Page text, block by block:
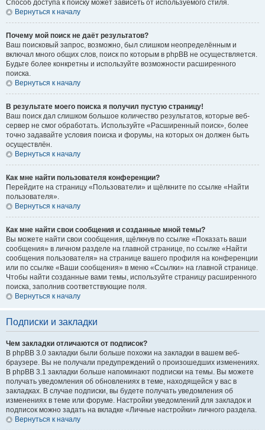
Способ доступа к поиску может зависеть от используемого стиля.
Вернуться к началу
Почему мой поиск не даёт результатов?
Ваш поисковый запрос, возможно, был слишком неопределённым и
включал много общих слов, поиск по которым в phpBB не осуществляется.
Будьте более конкретны и используйте возможности расширенного
поиска.
Вернуться к началу
В результате моего поиска я получил пустую страницу!
Ваш поиск дал слишком большое количество результатов, которые веб-
сервер не смог обработать. Используйте «Расширенный поиск», более
точно задавайте условия поиска и форумы, на которых он должен быть
осуществлён.
Вернуться к началу
Как мне найти пользователя конференции?
Перейдите на страницу «Пользователи» и щёлкните по ссылке «Найти
пользователя».
Вернуться к началу
Как мне найти свои сообщения и созданные мной темы?
Вы можете найти свои сообщения, щёлкнув по ссылке «Показать ваши
сообщения» в личном разделе на главной странице, по ссылке «Найти
сообщения пользователя» на странице вашего профиля на конференции
или по ссылке «Ваши сообщения» в меню «Ссылки» на главной странице.
Чтобы найти созданные вами темы, используйте страницу расширенного
поиска, заполнив соответствующие поля.
Вернуться к началу
Подписки и закладки
Чем закладки отличаются от подписок?
В phpBB 3.0 закладки были больше похожи на закладки в вашем веб-
браузере. Вы не получали предупреждений о произошедших изменениях.
В phpBB 3.1 закладки больше напоминают подписки на темы. Вы можете
получать уведомления об обновлениях в теме, находящейся у вас в
закладках. В случае подписки, вы будете получать уведомления об
изменениях в теме или форуме. Настройки уведомлений для закладок и
подписок можно задать на вкладке «Личные настройки» личного раздела.
Вернуться к началу